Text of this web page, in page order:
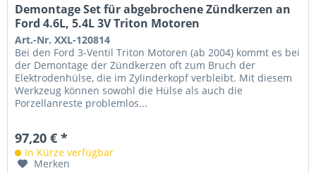
Demontage Set für abgebrochene Zündkerzen an
Ford 4.6L, 5.4L 3V Triton Motoren
Art.-Nr. XXL-120814
Bei den Ford 3-Ventil Triton Motoren (ab 2004) kommt es bei
der Demontage der Zündkerzen oft zum Bruch der
Elektrodenhülse, die im Zylinderkopf verbleibt. Mit diesem
Werkzeug können sowohl die Hülse als auch die
Porzellanreste problemlos...
97,20 € *
In Kürze verfügbar
Merken